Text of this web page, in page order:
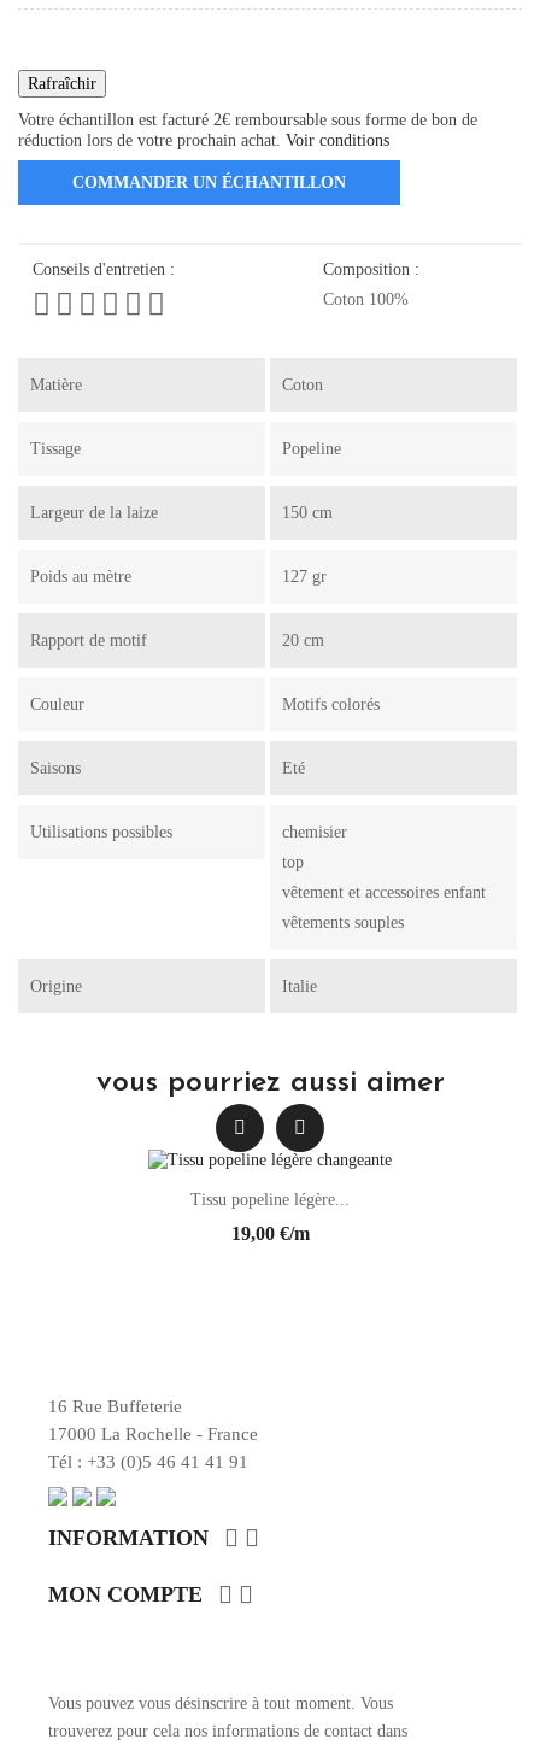
Votre échantillon est facturé 2€ remboursable sous forme de bon de
réduction lors de votre prochain achat. Voir conditions
COMMANDER UN ÉCHANTILLON
Conseils d'entretien :
Composition :
Coton 100%
Matière Coton
Tissage Popeline
Largeur de la laize 150 cm
Poids au mètre 127 gr
Rapport de motif 20 cm
Couleur Motifs colorés
Saisons Eté
Utilisations possibles
chemisier
top
vêtement et accessoires enfant
vêtements souples
Origine Italie
vous pourriez aussi aimer
Tissu popeline légère...
19,00 €/m
16 Rue Buffeterie
17000 La Rochelle - France
Tél : +33 (0)5 46 41 41 91
INFORMATION  
MON COMPTE  
Vous pouvez vous désinscrire à tout moment. Vous
trouverez pour cela nos informations de contact dans